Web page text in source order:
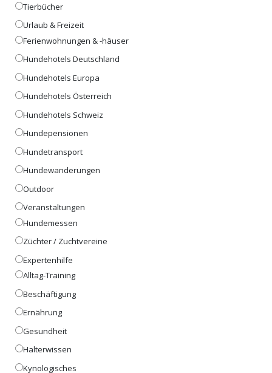
Tierbücher
Urlaub & Freizeit
Ferienwohnungen & -häuser
Hundehotels Deutschland
Hundehotels Europa
Hundehotels Österreich
Hundehotels Schweiz
Hundepensionen
Hundetransport
Hundewanderungen
Outdoor
Veranstaltungen
Hundemessen
Züchter / Zuchtvereine
Expertenhilfe
Alltag-Training
Beschäftigung
Ernährung
Gesundheit
Halterwissen
Kynologisches